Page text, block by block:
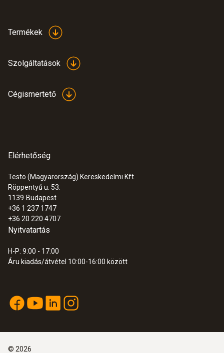
Termékek
Szolgáltatások
Cégismertető
Elérhetőség
Testo (Magyarország) Kereskedelmi Kft.
Röppentyű u. 53.
1139 Budapest
+36 1 237 1747
+36 20 220 4707
Nyitvatartás
H-P: 9:00 - 17:00
Áru kiadás/átvétel 10:00-16:00 között
© 2026